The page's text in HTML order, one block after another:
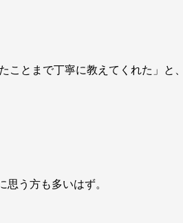
とまで丁寧に教えてくれた」と
う方も多いはず。